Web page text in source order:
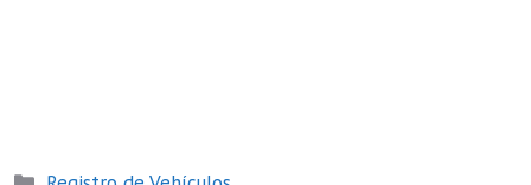
Categorías